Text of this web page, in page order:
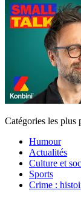
Catégories les plus
Humour
Actualités
Culture et
Sports
Crime :